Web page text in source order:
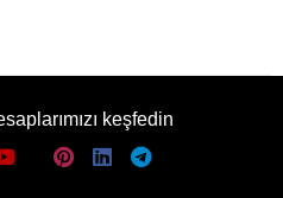
keşfedin